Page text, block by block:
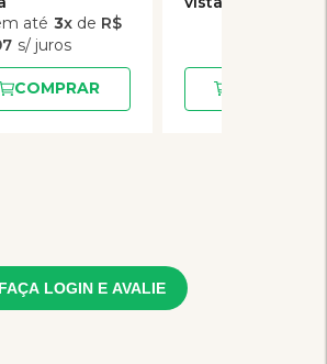
3x de R$
COMPRAR
FAÇA LOGIN E AVALIE